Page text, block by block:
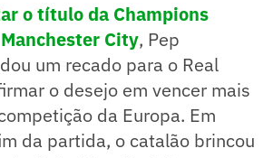
o título da Champions
City, Pep
um recado para o Real
o desejo em vencer mais
da Europa. Em
da partida, o catalão brincou